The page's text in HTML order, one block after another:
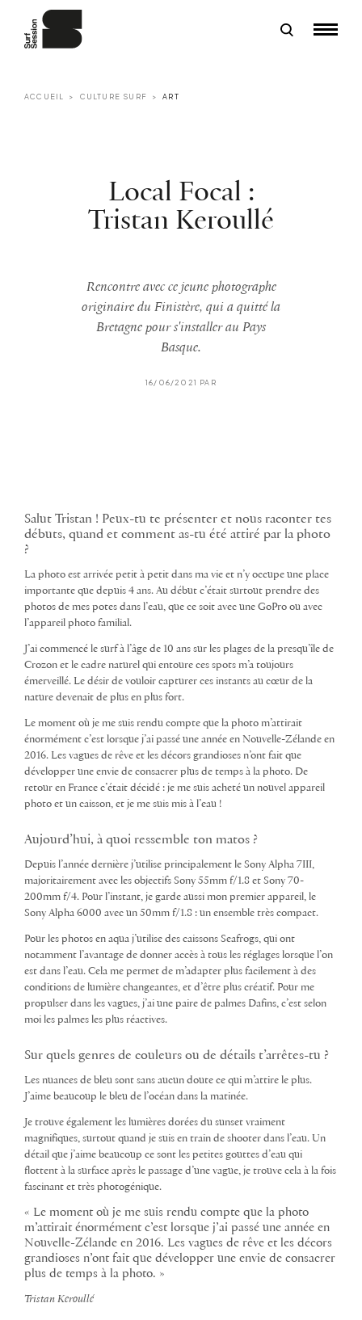
ACCUEIL CULTURE SURF ART
Local Focal :
Tristan Keroullé
Rencontre avec ce jeune photographe
originaire du Finistère, qui a quitté la
Bretagne pour s'installer au Pays
Basque.
16/06/2021 PAR
Salut Tristan ! Peux-tu te présenter et nous raconter tes
débuts, quand et comment as-tu été attiré par la photo
?
La photo est arrivée petit à petit dans ma vie et n’y occupe une place
importante que depuis 4 ans. Au début c’était surtout prendre des
photos de mes potes dans l’eau, que ce soit avec une GoPro ou avec
l’appareil photo familial.
J’ai commencé le surf à l’âge de 10 ans sur les plages de la presqu’île de
Crozon et le cadre naturel qui entoure ces spots m’a toujours
émerveillé. Le désir de vouloir capturer ces instants au cœur de la
nature devenait de plus en plus fort.
Le moment où je me suis rendu compte que la photo m’attirait
énormément c’est lorsque j’ai passé une année en Nouvelle-Zélande en
2016. Les vagues de rêve et les décors grandioses n’ont fait que
développer une envie de consacrer plus de temps à la photo. De
retour en France c’était décidé : je me suis acheté un nouvel appareil
photo et un caisson, et je me suis mis à l’eau !
Aujourd’hui, à quoi ressemble ton matos ?
Depuis l’année dernière j’utilise principalement le Sony Alpha 7III,
majoritairement avec les objectifs Sony 55mm f/1.8 et Sony 70-
200mm f/4. Pour l’instant, je garde aussi mon premier appareil, le
Sony Alpha 6000 avec un 50mm f/1.8 : un ensemble très compact.
Pour les photos en aqua j’utilise des caissons Seafrogs, qui ont
notamment l’avantage de donner accès à tous les réglages lorsque l’on
est dans l’eau. Cela me permet de m’adapter plus facilement à des
conditions de lumière changeantes, et d’être plus créatif. Pour me
propulser dans les vagues, j’ai une paire de palmes Dafins, c’est selon
moi les palmes les plus réactives.
Sur quels genres de couleurs ou de détails t’arrêtes-tu ?
Les nuances de bleu sont sans aucun doute ce qui m’attire le plus.
J’aime beaucoup le bleu de l’océan dans la matinée.
Je trouve également les lumières dorées du sunset vraiment
magnifiques, surtout quand je suis en train de shooter dans l’eau. Un
détail que j’aime beaucoup ce sont les petites gouttes d’eau qui
flottent à la surface après le passage d’une vague, je trouve cela à la fois
fascinant et très photogénique.
« Le moment où je me suis rendu compte que la photo
m’attirait énormément c’est lorsque j’ai passé une année en
Nouvelle-Zélande en 2016. Les vagues de rêve et les décors
grandioses n’ont fait que développer une envie de consacrer
plus de temps à la photo. »
Tristan Keroullé